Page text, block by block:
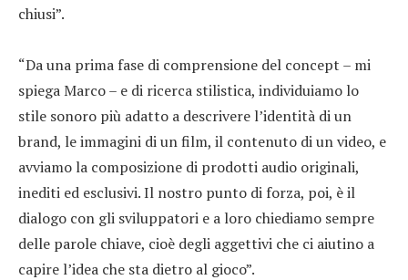
chiusi”.
“Da una prima fase di comprensione del concept – mi
spiega Marco – e di ricerca stilistica, individuiamo lo
stile sonoro più adatto a descrivere l’identità di un
brand, le immagini di un film, il contenuto di un video, e
avviamo la composizione di prodotti audio originali,
inediti ed esclusivi. Il nostro punto di forza, poi, è il
dialogo con gli sviluppatori e a loro chiediamo sempre
delle parole chiave, cioè degli aggettivi che ci aiutino a
capire l’idea che sta dietro al gioco”.